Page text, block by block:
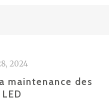
2024
maintenance des